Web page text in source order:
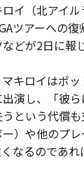
イ（北アイ
ツアーへの復
どが2日に報
キロイはポ
演し、「彼
という代償
）や他のプ
なるのであ